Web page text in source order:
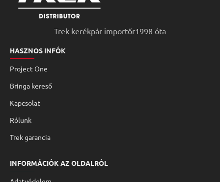
Trek kerékpár importőr1998 óta
HASZNOS INFÓK
Project One
Bringa kereső
Kapcsolat
Rólunk
Trek garancia
INFORMÁCIÓK AZ OLDALRÓL